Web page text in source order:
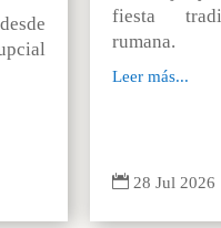
fiesta
rumana.
Leer más...
 28 Jul 2026